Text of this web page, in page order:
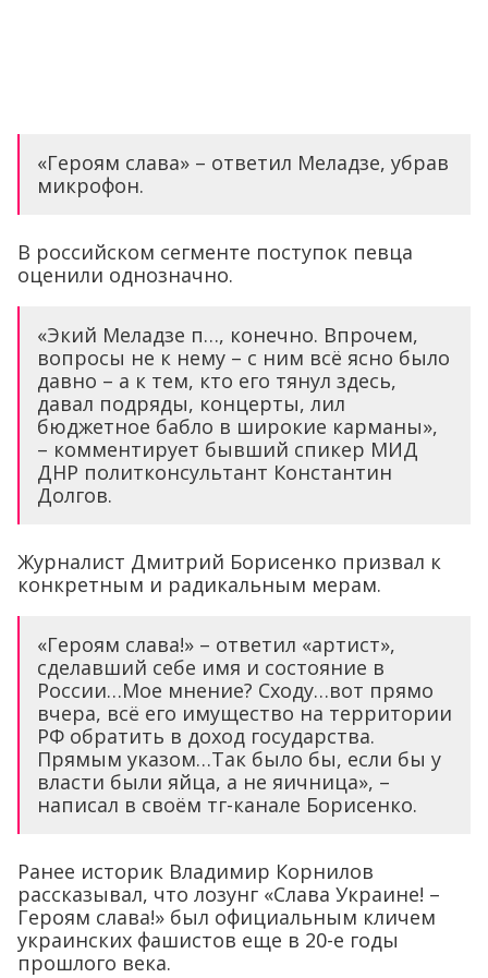
«Героям слава» – ответил Меладзе, убрав
микрофон.
В российском сегменте поступок певца
оценили однозначно.
«Экий Меладзе п…, конечно. Впрочем,
вопросы не к нему – с ним всё ясно было
давно – а к тем, кто его тянул здесь,
давал подряды, концерты, лил
бюджетное бабло в широкие карманы»,
– комментирует бывший спикер МИД
ДНР политконсультант Константин
Долгов.
Журналист Дмитрий Борисенко призвал к
конкретным и радикальным мерам.
«Героям слава!» – ответил «артист»,
сделавший себе имя и состояние в
России…Мое мнение? Сходу…вот прямо
вчера, всё его имущество на территории
РФ обратить в доход государства.
Прямым указом…Так было бы, если бы у
власти были яйца, а не яичница», –
написал в своём тг-канале Борисенко.
Ранее историк Владимир Корнилов
рассказывал, что лозунг «Слава Украине! –
Героям слава!» был официальным кличем
украинских фашистов еще в 20-е годы
прошлого века.